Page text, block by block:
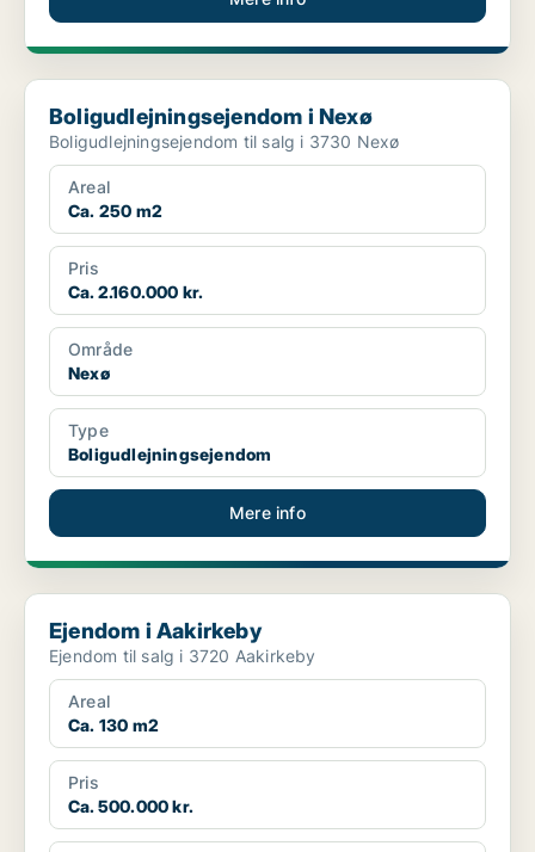
Boligudlejningsejendom i Nexø
Boligudlejningsejendom i Nexø
Boligudlejningsejendom til salg i 3730 Nexø
Areal
Ca. 250 m2
Pris
Ca. 2.160.000 kr.
Område
Nexø
Type
Boligudlejningsejendom
Mere info
Ejendom i Aakirkeby
Ejendom i Aakirkeby
Ejendom til salg i 3720 Aakirkeby
Areal
Ca. 130 m2
Pris
Ca. 500.000 kr.